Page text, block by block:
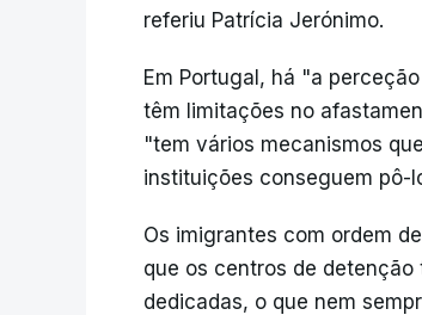
referiu Patrícia Jerónimo.
Em Portugal, há "a
têm limitações no
"tem vários mecanismos
instituições conseguem pô-
Os imigrantes com ordem
que os centros de
dedicadas, o que nem